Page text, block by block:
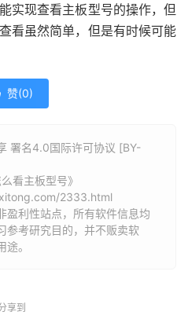
实现查看主板型号的操作，但
看虽然简单，但是有时候可能
赞(0)
署名4.0国际许可协议 [BY-
看主板型号》
2333.html
盈利性站点，所有软件信息均
参考研究目的，并不贩卖软
。
享到